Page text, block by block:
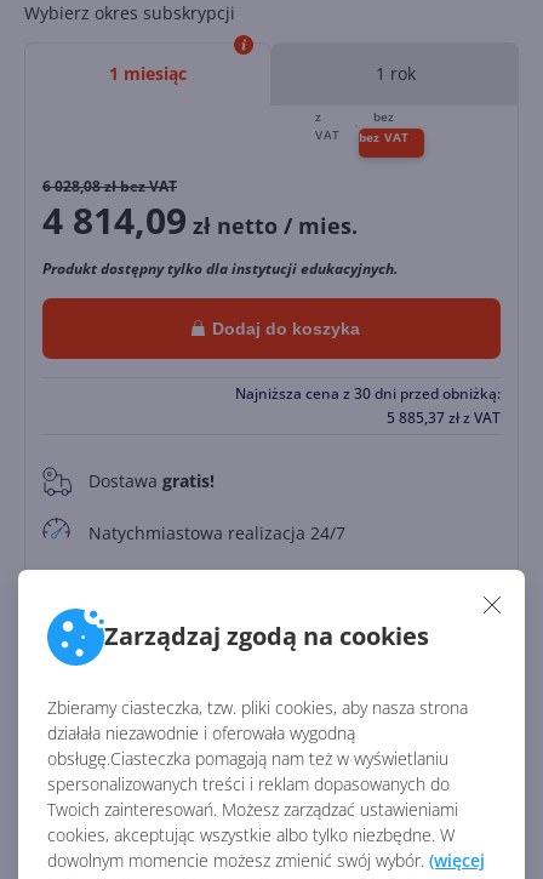
Zarządzaj zgodą na cookies
Zbieramy ciasteczka, tzw. pliki cookies, aby nasza strona
działała niezawodnie i oferowała wygodną
obsługę.Ciasteczka pomagają nam też w wyświetlaniu
spersonalizowanych treści i reklam dopasowanych do
Twoich zainteresowań. Możesz zarządzać ustawieniami
cookies, akceptując wszystkie albo tylko niezbędne. W
dowolnym momencie możesz zmienić swój wybór. (więcej
Wybierz okres subskrypcji
1 miesiąc 1 rok
6 028,08zł bez VAT
4 814,09 zł netto / mies.
Produkt dostępny tylko dla instytucji edukacyjnych.
Dodaj do koszyka
Najniższa cena z 30 dni przed obniżką:
5 885,37złz VAT
0 Dostawa gratis!
Natychmiastowa realizacja 24/7
Leasing od
Zapłać później
Identyfikator:45509
Kod producenta:CFQ7TTC0HM0T